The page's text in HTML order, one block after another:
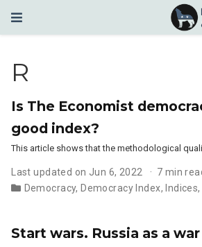
R
Is The Economist
good index?
This article shows that the methodological
Last updated on Jun 6, 2022
7 min
Democracy, Democracy Index, Indices,
Start wars. Russia as a